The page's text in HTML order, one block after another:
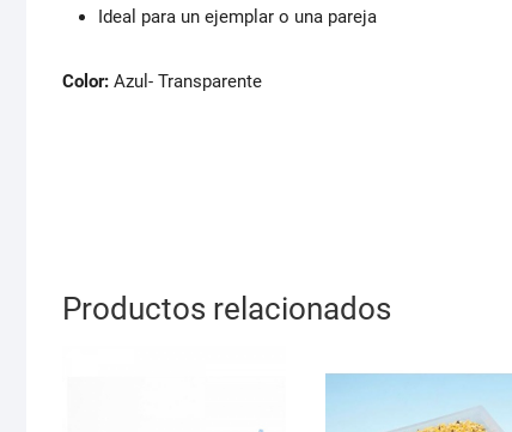
Ideal para un ejemplar o una pareja
Color: Azul- Transparente
Productos relacionados